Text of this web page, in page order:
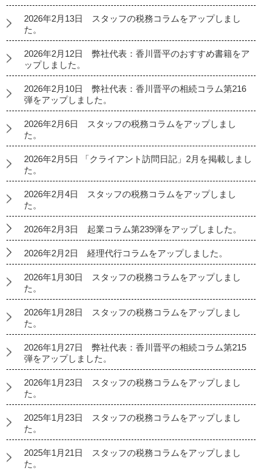
2026年2月13日 スタッフの税務コラムをアップしまし
た。
2026年2月12日 弊社代表：香川晋平のおすすめ書籍をア
ップしました。
2026年2月10日 弊社代表：香川晋平の相続コラム第216
弾をアップしました。
2026年2月6日 スタッフの税務コラムをアップしまし
た。
2026年2月5日 「クライアント訪問日記」2月を掲載しまし
た。
2026年2月4日 スタッフの税務コラムをアップしまし
た。
2026年2月3日 起業コラム第239弾をアップしました。
2026年2月2日 経理代行コラムをアップしました。
2026年1月30日 スタッフの税務コラムをアップしまし
た。
2026年1月28日 スタッフの税務コラムをアップしまし
た。
2026年1月27日 弊社代表：香川晋平の相続コラム第215
弾をアップしました。
2026年1月23日 スタッフの税務コラムをアップしまし
た。
2025年1月23日 スタッフの税務コラムをアップしまし
た。
2025年1月21日 スタッフの税務コラムをアップしまし
た。